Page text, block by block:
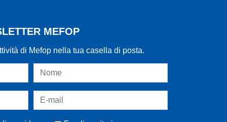
MEFOP
di Mefop nella tua casella di posta.